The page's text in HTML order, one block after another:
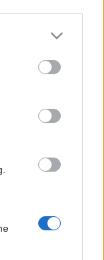
more Google
may click to
party tags to
below Google
piszkosdrapp
Superiornak
a többi
a korrekt